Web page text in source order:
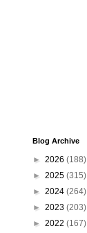
Blog Archive
► 2026 (188)
► 2025 (315)
► 2024 (264)
► 2023 (203)
► 2022 (167)